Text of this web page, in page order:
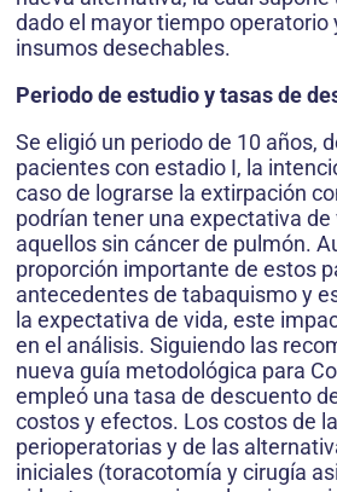
dado el mayor tiempo operatorio
insumos desechables.
Periodo de estudio y tasas de
Se eligió un periodo de 10 años,
pacientes con estadio I, la
caso de lograrse la extirpación
podrían tener una expectativa de
aquellos sin cáncer de pulmón.
proporción importante de estos
antecedentes de tabaquismo y
la expectativa de vida, este
en el análisis. Siguiendo las
nueva guía metodológica para
empleó una tasa de descuento
costos y efectos. Los costos de
perioperatorias y de las
iniciales (toracotomía y cirugía